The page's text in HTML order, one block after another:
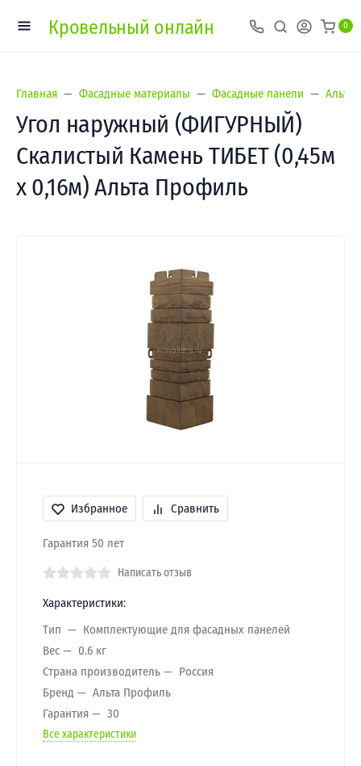
Кровельный онлайн 0
Главная Фасадные материалы Фасадные панели
Угол наружный (ФИГУРНЫЙ)
Скалистый Камень ТИБЕТ (0,45м
х 0,16м) Альта Профиль
Избранное Сравнить
Гарантия 50 лет
Написать отзыв
Характеристики:
Тип
Комплектующие для фасадных панелей
Вес
0.6 кг
Страна производитель
Россия
Бренд
Альта Профиль
Гарантия
30
Все характеристики